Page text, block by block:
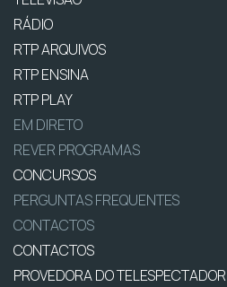
RÁDIO
RTP ARQUIVOS
RTP ENSINA
RTP PLAY
EM DIRETO
REVER PROGRAMAS
CONCURSOS
PERGUNTAS FREQUENTES
CONTACTOS
CONTACTOS
PROVEDORA DO TELESPECTADOR